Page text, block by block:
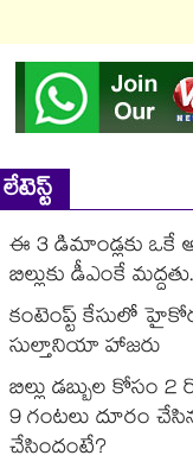
లేటెస్ట్
ఈ 3 డిమాండ్లకు ఒకే
బిల్లుకు డీఎంకే
కంటెంప్ట్ కేసులో
సుల్తానియా హాజరు
బిల్లు డబ్బుల కోసం 2
9 గంటలు దూరం
చేసిందంటే?